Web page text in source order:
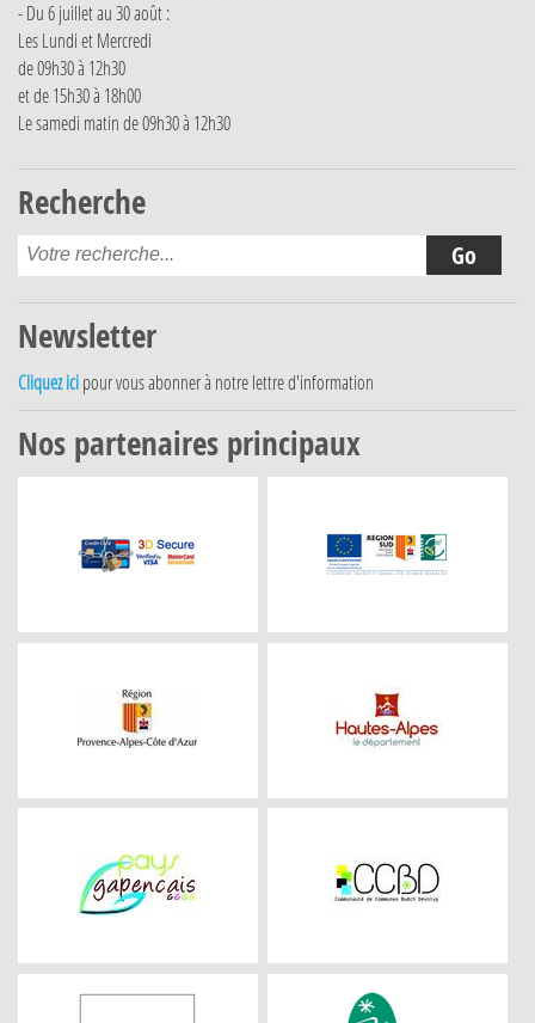
- Du 6 juillet au 30 août :
Les Lundi et Mercredi
de 09h30 à 12h30
et de 15h30 à 18h00
Le samedi matin de 09h30 à 12h30
Recherche
Newsletter
Cliquez ici pour vous abonner à notre lettre d'information
Nos partenaires principaux